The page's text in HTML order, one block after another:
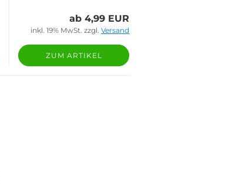
ab 4,99 EUR
inkl. 19% MwSt. zzgl.Versand
ZUM ARTIKEL